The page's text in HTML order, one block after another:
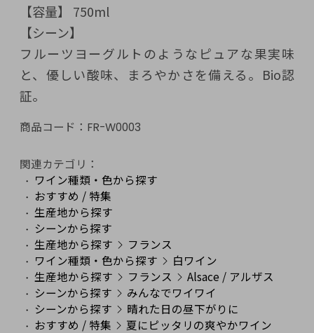
【容量】 750ml
【シーン】
フルーツヨーグルトのようなピュアな果実味
と、優しい酸味、まろやかさを備える。Bio認
証。
商品コード： FR-W0003
関連カテゴリ：
ワイン種類・色から探す
おすすめ / 特集
生産地から探す
シーンから探す
生産地から探す
フランス
ワイン種類・色から探す
白ワイン
生産地から探す
フランス
Alsace / アルザス
シーンから探す
みんなでワイワイ
シーンから探す
晴れた日の昼下がりに
おすすめ / 特集
夏にピッタリの爽やかワイン